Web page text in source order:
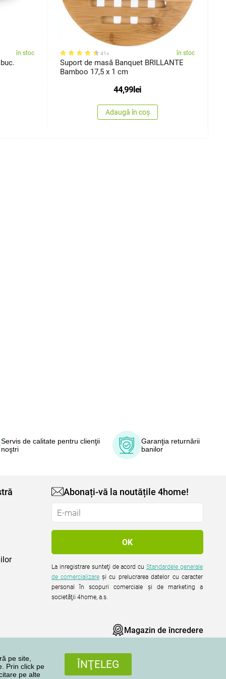
pe site,
Prin click pe
pe alte
ÎNŢELEG
în stoc 41x în stoc
Suport de masă Banquet BRILLANTE
Bamboo 17,5 x 1 cm
44,99lei
Adaugă în coș
Servis de calitate pentru clienţii
noştri
Garanţia returnării
banilor
Abonați-vă la noutățile 4home!
La inregistrare sunteţi de acord cuStandardele generale
de comercializare şi cu prelucrarea datelor cu caracter
personal în scopuri comerciale şi de marketing a
societăţii 4home, a.s.
Magazin de încredere